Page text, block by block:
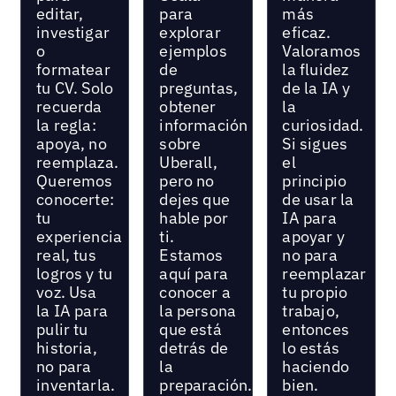
editar,
investigar
o
formatear
tu CV. Solo
recuerda
la regla:
apoya, no
reemplaza.
Queremos
conocerte:
tu
experiencia
real, tus
logros y tu
voz. Usa
la IA para
pulir tu
historia,
no para
inventarla.
para
explorar
ejemplos
de
preguntas,
obtener
información
sobre
Uberall,
pero no
dejes que
hable por
ti.
Estamos
aquí para
conocer a
la persona
que está
detrás de
la
preparación.
más
eficaz.
Valoramos
la fluidez
de la IA y
la
curiosidad.
Si sigues
el
principio
de usar la
IA para
apoyar y
no para
reemplazar
tu propio
trabajo,
entonces
lo estás
haciendo
bien.